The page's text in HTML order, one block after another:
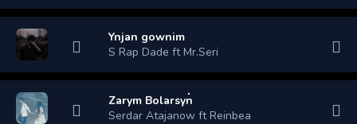
Ynjan gownim
S Rap Dade ft Mr.Seri
Zarym Bolarsyn
Serdar Atajanow ft Reinbea